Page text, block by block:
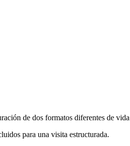
de dos formatos diferentes de
para una visita estructurada.